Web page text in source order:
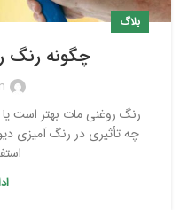
بلاگ
چگونه رنگ
رنگ روغنی مات بهتر است
چه تأثیری در رنگ آمیزی